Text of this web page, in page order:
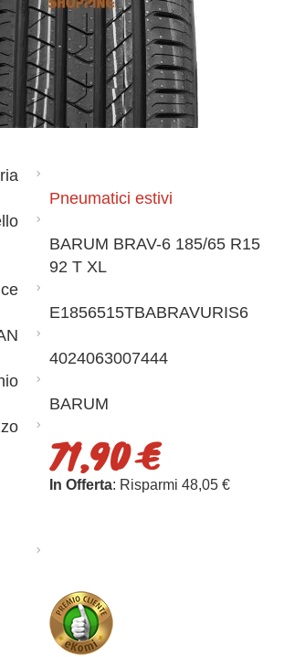
Pneumatici estivi
BARUM BRAV-6 185/65 R15
92 T XL
E1856515TBABRAVURIS6
4024063007444
BARUM
71,90 €
In Offerta: Risparmi 48,05 €